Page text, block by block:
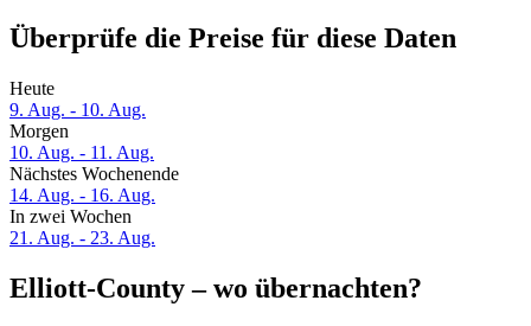
Überprüfe die Preise für diese Daten
Heute
9. Aug. - 10. Aug.
Morgen
10. Aug. - 11. Aug.
Nächstes Wochenende
14. Aug. - 16. Aug.
In zwei Wochen
21. Aug. - 23. Aug.
Elliott-County – wo übernachten?